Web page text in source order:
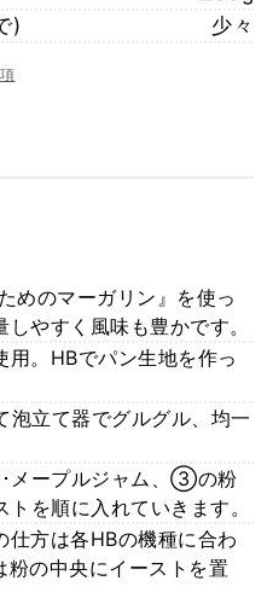
)
少々
めのマーガリン』を使っ
やすく風味も豊かです。
用。HBでパン生地を作っ
立て器でグルグル、均一
メープルジャム、③の粉
を順に入れていきます。
仕方は各HBの機種に合わ
の中央にイーストを置